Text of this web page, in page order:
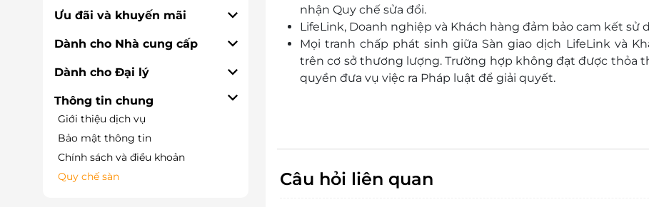
Ưu đãi và khuyến mãi
Dành cho Nhà cung cấp
Dành cho Đại lý
Thông tin chung
Giới thiệu dịch vụ
Bảo mật thông tin
Chính sách và điều khoản
Quy chế sàn
nhận Quy chế sửa đổi.
LifeLink, Doanh nghiệp và Khách hàng đảm bảo cam kết sử
Mọi tranh chấp phát sinh giữa Sàn giao dịch LifeLink và
trên cơ sở thương lượng. Trường hợp không đạt được thỏa
quyền đưa vụ việc ra Pháp luật để giải quyết.
Câu hỏi liên quan